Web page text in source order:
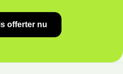
offerter nu